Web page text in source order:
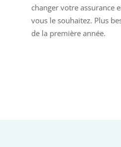
changer votre assurance
vous le souhaitez. Plus
de la première année.